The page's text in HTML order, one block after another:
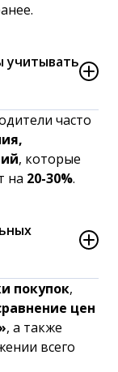
учитывать
часто
, которые
на 20-30%.
покупок,
цен
, а также
всего